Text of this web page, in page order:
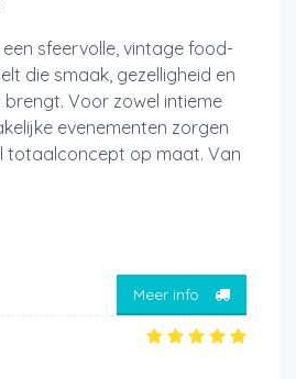
sfeervolle, vintage food-
die smaak, gezelligheid en
Voor zowel intieme
evenementen zorgen
totaalconcept op maat. Van
Meer info